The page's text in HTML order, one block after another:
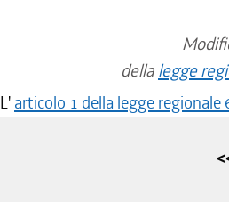
della legge
L' articolo 1 della legge regionale